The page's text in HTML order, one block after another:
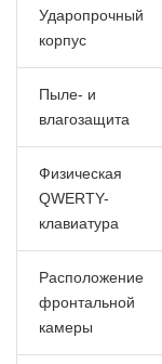
Ударопрочный
корпус
Пыле- и
влагозащита
Физическая
QWERTY-
клавиатура
Расположение
фронтальной
камеры